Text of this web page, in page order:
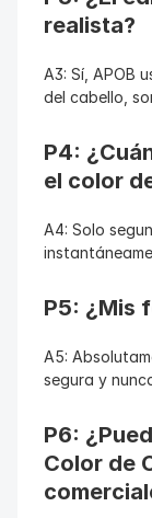
realista?
A3: Sí, APOB
del cabello,
P4:
el color
A4: Solo
P5: ¿Mis
A5:
segura y
P6:
Color de